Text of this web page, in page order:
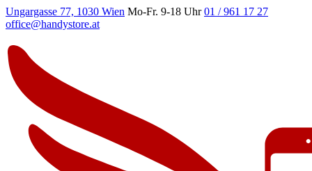
Ungargasse 77, 1030 Wien Mo-Fr. 9-18 Uhr 01 / 961 17 27
office@handystore.at